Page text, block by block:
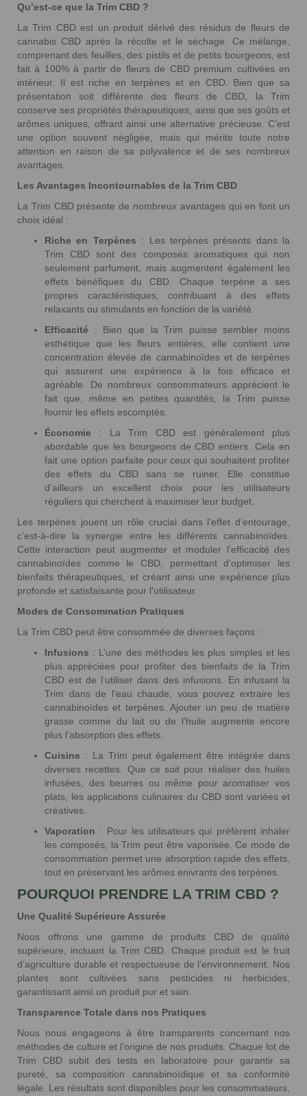
166 avis
Qu’est-ce que la Trim CBD ?
La Trim CBD est un produit dérivé des résidus de fleurs de
cannabis CBD après la récolte et le séchage. Ce mélange,
comprenant des feuilles, des pistils et de petits bourgeons, est
fait à 100% à partir de fleurs de CBD premium cultivées en
intérieur. Il est riche en terpènes et en CBD. Bien que sa
présentation soit différente des fleurs de CBD, la Trim
conserve ses propriétés thérapeutiques, ainsi que ses goûts et
arômes uniques, offrant ainsi une alternative précieuse. C’est
une option souvent négligée, mais qui mérite toute notre
attention en raison de sa polyvalence et de ses nombreux
avantages.
Les Avantages Incontournables de la Trim CBD
La Trim CBD présente de nombreux avantages qui en font un
choix idéal :
Riche en Terpènes : Les terpènes présents dans la
Trim CBD sont des composés aromatiques qui non
seulement parfument, mais augmentent également les
effets bénéfiques du CBD. Chaque terpène a ses
propres caractéristiques, contribuant à des effets
relaxants ou stimulants en fonction de la variété.
Efficacité : Bien que la Trim puisse sembler moins
esthétique que les fleurs entières, elle contient une
concentration élevée de cannabinoïdes et de terpènes
qui assurent une expérience à la fois efficace et
agréable. De nombreux consommateurs apprécient le
fait que, même en petites quantités, la Trim puisse
fournir les effets escomptés.
Économie : La Trim CBD est généralement plus
abordable que les bourgeons de CBD entiers. Cela en
fait une option parfaite pour ceux qui souhaitent profiter
des effets du CBD sans se ruiner. Elle constitue
d’ailleurs un excellent choix pour les utilisateurs
réguliers qui cherchent à maximiser leur budget.
Les terpènes jouent un rôle crucial dans l’effet d’entourage,
c’est-à-dire la synergie entre les différents cannabinoïdes.
Cette interaction peut augmenter et moduler l’efficacité des
cannabinoïdes comme le CBD, permettant d’optimiser les
bienfaits thérapeutiques, et créant ainsi une expérience plus
profonde et satisfaisante pour l’utilisateur.
Modes de Consommation Pratiques
La Trim CBD peut être consommée de diverses façons :
Infusions : L’une des méthodes les plus simples et les
plus appréciées pour profiter des bienfaits de la Trim
CBD est de l’utiliser dans des infusions. En infusant la
Trim dans de l’eau chaude, vous pouvez extraire les
cannabinoïdes et terpènes. Ajouter un peu de matière
grasse comme du lait ou de l’huile augmente encore
plus l’absorption des effets.
Cuisine : La Trim peut également être intégrée dans
diverses recettes. Que ce soit pour réaliser des huiles
infusées, des beurres ou même pour aromatiser vos
plats, les applications culinaires du CBD sont variées et
créatives.
Vaporation : Pour les utilisateurs qui préfèrent inhaler
les composés, la Trim peut être vaporisée. Ce mode de
consommation permet une absorption rapide des effets,
tout en préservant les arômes enivrants des terpènes.
POURQUOI PRENDRE LA TRIM CBD ?
Une Qualité Supérieure Assurée
Nous offrons une gamme de produits CBD de qualité
supérieure, incluant la Trim CBD. Chaque produit est le fruit
d’agriculture durable et respectueuse de l’environnement. Nos
plantes sont cultivées sans pesticides ni herbicides,
garantissant ainsi un produit pur et sain.
Transparence Totale dans nos Pratiques
Nous nous engageons à être transparents concernant nos
méthodes de culture et l’origine de nos produits. Chaque lot de
Trim CBD subit des tests en laboratoire pour garantir sa
pureté, sa composition cannabinoïdique et sa conformité
légale. Les résultats sont disponibles pour les consommateurs,